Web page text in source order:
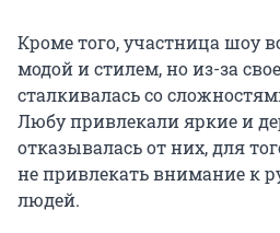
Кроме того, участница шоу
модой и стилем, но из-за
сталкивалась со
Любу привлекали яркие и
отказывалась от них, для
не привлекать внимание к
людей.